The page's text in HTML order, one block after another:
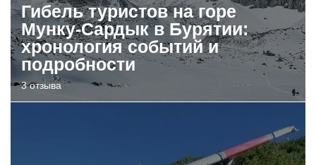
Гибель туристов на горе
Мунку-Сардык в Бурятии:
хронология событий и
подробности
3 отзыва